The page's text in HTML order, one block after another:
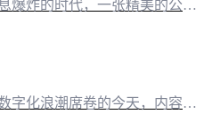
一、图片，是故事的开端在信息爆炸的时代，一张精美的公众号首页图片，如同故事的开端，瞬间抓住读者的眼球。它不仅是对内容的直观补充，更是品牌形象的第一展示窗口。 二、有一云AI：你的视觉创意助手 2.1 数千款装修皮肤，量身定制“有一云AI”深知，每一点细节都关乎用户体验。因此，我们提供包含标题、内容、图文、分隔、引导五大类的数千款装修皮肤，让你的公众号首页独具匠心。 2.2 自定义风格，彰显个性无
软笔生花，智能创作新时代在数字化浪潮席卷的今天，内容创作正经历着一场革命。有一云AI，作为一款创新型AI智能写作+排版软件，正引领着这场革命的风潮。它不仅赋予自媒体创作者前沿的AI技术服务，更将创作的艺术与科技完美融合。 穿越内容排版的疆界内容排版，是创作者展现风格与态度的重要窗口。有一云AI以其丰富的视觉设计，为创作者提供了数千款装修皮肤。从标题到内容，从图文搭配到分隔设计，每一处细节都经过精